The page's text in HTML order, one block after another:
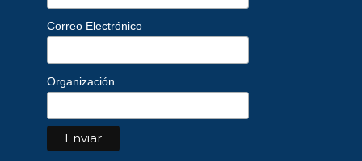
Correo Electrónico
Organización